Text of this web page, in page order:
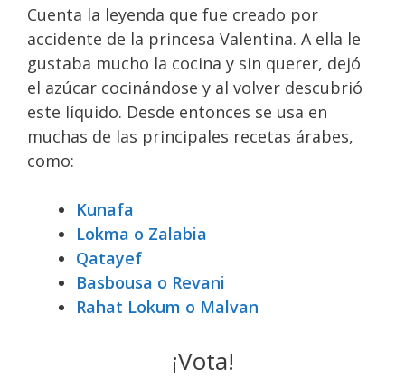
Cuenta la leyenda que fue creado por
accidente de la princesa Valentina. A ella le
gustaba mucho la cocina y sin querer, dejó
el azúcar cocinándose y al volver descubrió
este líquido. Desde entonces se usa en
muchas de las principales recetas árabes,
como:
Kunafa
Lokma o Zalabia
Qatayef
Basbousa o Revani
Rahat Lokum o Malvan
¡Vota!